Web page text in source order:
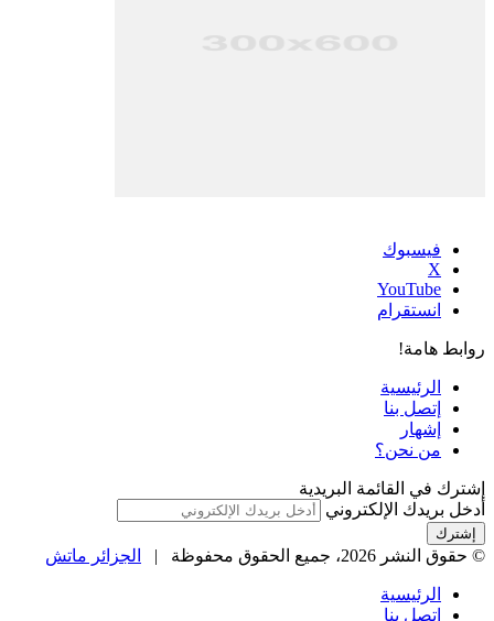
فيسبوك
‫X
‫YouTube
انستقرام
روابط هامة!
الرئيسية
إتصل بنا
إشهار
من نحن؟
إشترك في القائمة البريدية
أدخل بريدك الإلكتروني
© حقوق النشر 2026، جميع الحقوق محفوظة | الجزائر ماتش
الرئيسية
إتصل بنا